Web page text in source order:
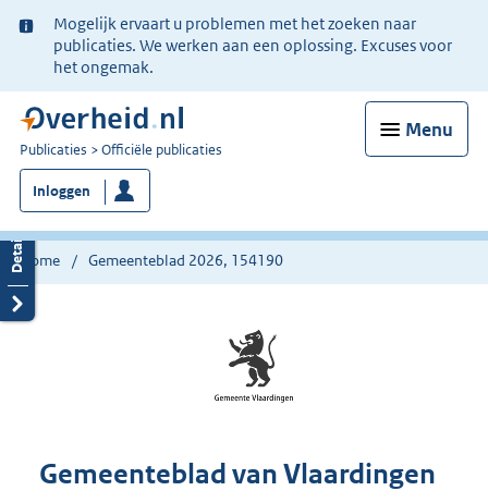
Ter
informatie:
Mogelijk ervaart u problemen met het zoeken naar
publicaties. We werken aan een oplossing. Excuses voor
het ongemak.
Menu
U
bent
nu
hier:
Publicaties Officiële publicaties
Inloggen
Home Gemeenteblad 2026, 154190
Gemeenteblad van Vlaardingen